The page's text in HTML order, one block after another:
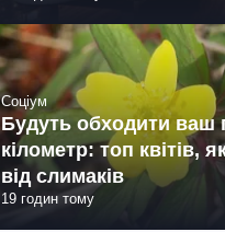
Соціум
Будуть обходити ваш
кілометр: топ квітів,
від слимаків
19 годин тому